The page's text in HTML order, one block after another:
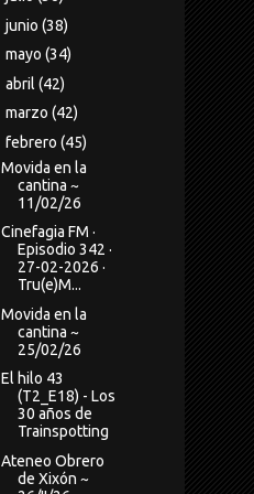
junio (38)
mayo (34)
abril (42)
marzo (42)
febrero (45)
Movida en la
cantina ~
11/02/26
Cinefagia FM ·
Episodio 342 ·
27-02-2026 ·
Tru(e)M...
Movida en la
cantina ~
25/02/26
El hilo 43
(T2_E18) - Los
30 años de
Trainspotting
Ateneo Obrero
de Xixón ~